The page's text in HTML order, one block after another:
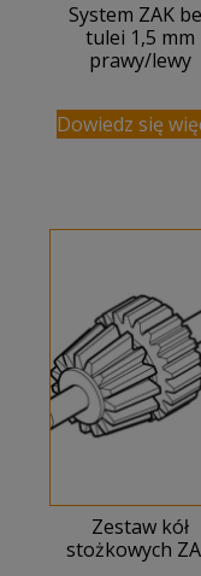
System ZAK
tulei 1,5 mm
prawy/lewy
Dowiedz się
Zestaw kół
stożkowych